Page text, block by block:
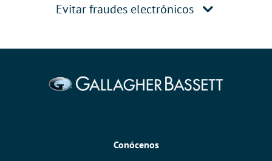
Evitar fraudes electrónicos
Conócenos